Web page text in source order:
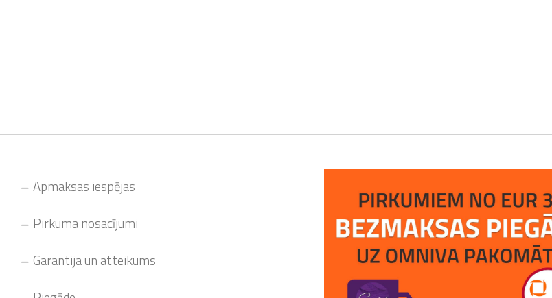
Apmaksas iespējas
Pirkuma nosacījumi
Garantija un atteikums